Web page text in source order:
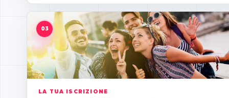
LA TUA ISCRIZIONE